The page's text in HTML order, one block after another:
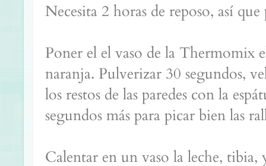
Necesita 2 horas de reposo, así
Poner el el vaso de la Thermomix
naranja. Pulverizar 30 segundos,
los restos de las paredes con la
segundos más para picar bien las
Calentar en un vaso la leche, tibia,